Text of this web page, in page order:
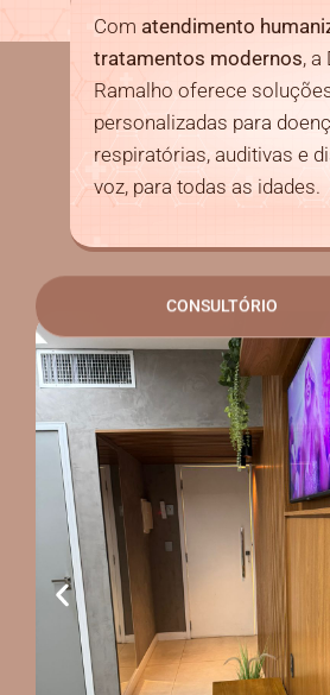
Com atendimento
tratamentos modernos, a
Ramalho oferece
personalizadas para
respiratórias, auditivas e
voz, para todas as idades.
CONSULTÓRIO